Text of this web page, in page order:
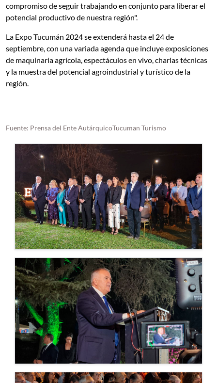
compromiso de seguir trabajando en conjunto para liberar el
potencial productivo de nuestra región".
La Expo Tucumán 2024 se extenderá hasta el 24 de
septiembre, con una variada agenda que incluye exposiciones
de maquinaria agrícola, espectáculos en vivo, charlas técnicas
y la muestra del potencial agroindustrial y turístico de la
región.
Fuente: Prensa del Ente AutárquicoTucuman Turismo